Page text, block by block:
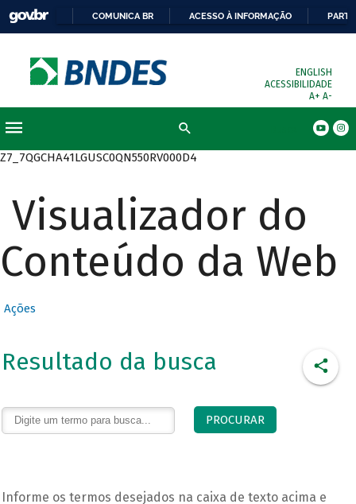
COMUNICA BR ACESSO À INFORMAÇÃO
ENGLISH
ACESSIBILIDADE
A+ A-
Z7_7QGCHA41LGUSC0QN550RV000D4
Visualizador do
Conteúdo da Web
Ações
Resultado da busca